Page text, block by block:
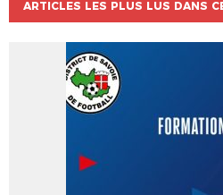
ARTICLES LES PLUS LUS DANS